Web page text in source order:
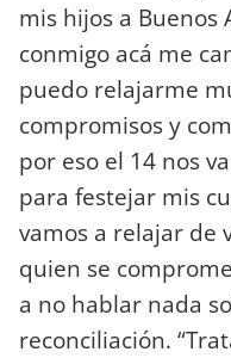
mis hijos a Buenos
conmigo acá me
puedo relajarme
compromisos y
por eso el 14 nos
para festejar mis
vamos a relajar de
quien se
a no hablar nada
reconciliación.